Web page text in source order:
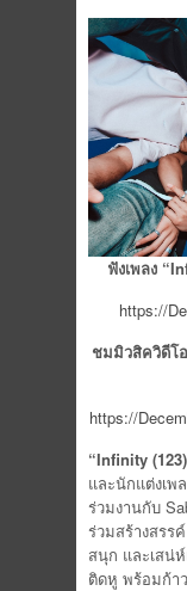
ฟังเพลง
https://
ชมมิวสิควิดีโ
https://
“Infinity
และนักแต่งเพ
ร่วมงานกับ
ร่วมสร้างสรร
สนุก และเสน่
ติดหู พร้อมก้า